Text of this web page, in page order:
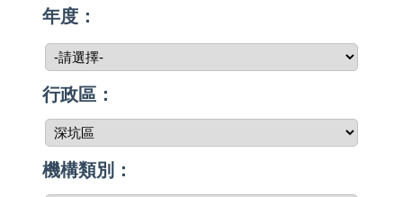
年度：
行政區：
機構類別：